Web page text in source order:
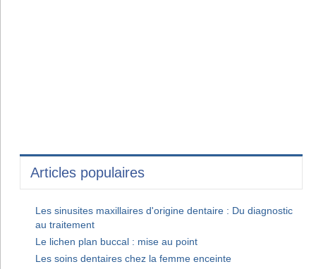
Articles populaires
Les sinusites maxillaires d'origine dentaire : Du diagnostic
au traitement
Le lichen plan buccal : mise au point
Les soins dentaires chez la femme enceinte